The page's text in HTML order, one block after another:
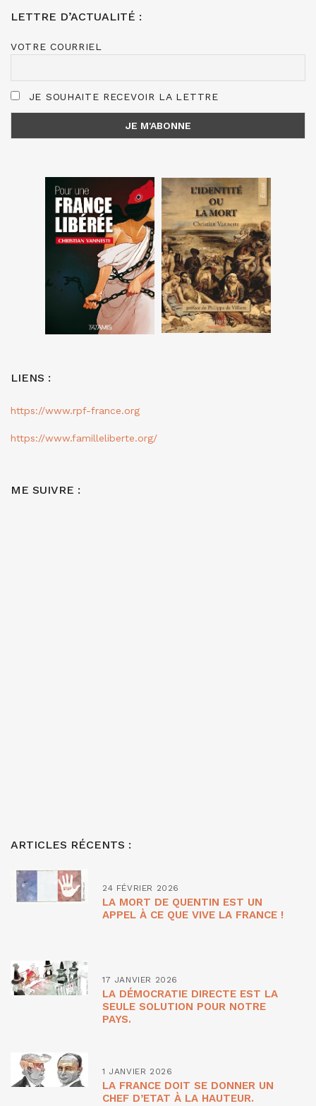
LETTRE D’ACTUALITÉ :
VOTRE COURRIEL
JE SOUHAITE RECEVOIR LA LETTRE
LIENS :
https://www.rpf-france.org
https://www.familleliberte.org/
ME SUIVRE :
ARTICLES RÉCENTS :
24 FÉVRIER 2026
LA MORT DE QUENTIN EST UN
APPEL À CE QUE VIVE LA FRANCE !
17 JANVIER 2026
LA DÉMOCRATIE DIRECTE EST LA
SEULE SOLUTION POUR NOTRE
PAYS.
1 JANVIER 2026
LA FRANCE DOIT SE DONNER UN
CHEF D’ETAT À LA HAUTEUR.